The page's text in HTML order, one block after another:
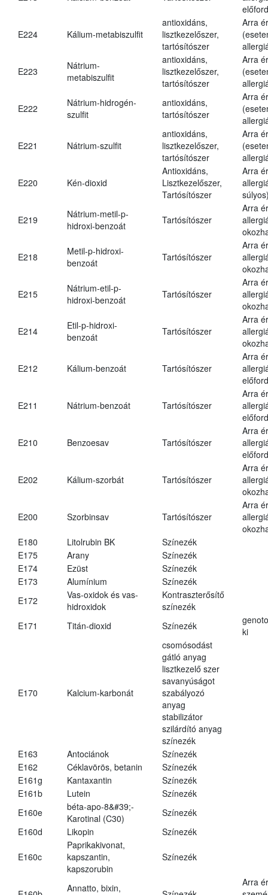
E224 Kálium-metabiszulfit
antioxidáns,
lisztkezelőszer,
tartósítószer
Arra
E223
Nátrium-
metabiszulfit
antioxidáns,
lisztkezelőszer,
tartósítószer
Arra
E222
Nátrium-hidrogén-
szulfit
antioxidáns,
tartósítószer
Arra
E221 Nátrium-szulfit
antioxidáns,
lisztkezelőszer,
tartósítószer
Arra
E220 Kén-dioxid
Antioxidáns,
Lisztkezelőszer,
Tartósítószer
Arra
E219
Nátrium-metil-p-
hidroxi-benzoát
Tartósítószer
Arra
E218
Metil-p-hidroxi-
benzoát
Tartósítószer
Arra
E215
Nátrium-etil-p-
hidroxi-benzoát
Tartósítószer
Arra
E214
Etil-p-hidroxi-
benzoát
Tartósítószer
Arra
E212 Kálium-benzoát Tartósítószer
Arra
E211 Nátrium-benzoát Tartósítószer
Arra
E210 Benzoesav Tartósítószer
Arra
E202 Kálium-szorbát Tartósítószer
Arra
E200 Szorbinsav Tartósítószer
Arra
E180
Litolrubin BK
Színezék
E175
Arany
Színezék
E174
Ezüst
Színezék
E173
Alumínium
Színezék
E172
Vas-oxidok és vas-
hidroxidok
Kontraszterősítő
színezék
E171
Titán-dioxid Színezék
ki
E170 Kalcium-karbonát
csomósodást
gátló anyag
lisztkezelő szer
savanyúságot
szabályozó
anyag
stabilizátor
szilárdító anyag
színezék
E163
Antociánok
Színezék
E162
Céklavörös, betanin
Színezék
E161g
Kantaxantin
Színezék
E161b
Lutein
Színezék
E160e
béta-apo-8&#39;-
Karotinal (C30)
Színezék
E160d
Likopin Színezék
E160c
Paprikakivonat,
kapszantin,
kapszorubin
Színezék
Annatto, bixin,
Arra